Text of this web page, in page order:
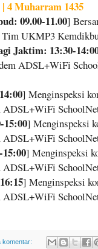
4 Muharram 1435
09.00-11.00]
Tim UKMP3
Jaktim: 13:30-
ADSL+WiFi
] Menginspeksi
ADSL+WiFi
] Menginspeksi
ADSL+WiFi
] Menginspeksi
ADSL+WiFi
] Menginspeksi
ADSL+WiFi
komentar: